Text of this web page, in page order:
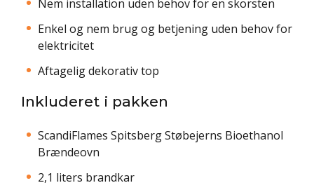
Nem installation uden behov for en skorsten
Enkel og nem brug og betjening uden behov for
elektricitet
Aftagelig dekorativ top
Inkluderet i pakken
ScandiFlames Spitsberg Støbejerns Bioethanol
Brændeovn
2,1 liters brandkar